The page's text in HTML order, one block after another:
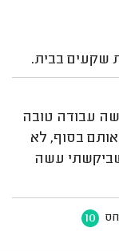
שקעים בבית.
עבודה טובה
בסוף, לא
עשה
10